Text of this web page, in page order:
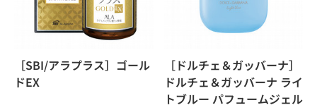
［SBI/アラプラス］ゴール
ドEX
［ドルチェ＆ガッバーナ］
ドルチェ＆ガッバーナ ライ
トブルー パフュームジェル